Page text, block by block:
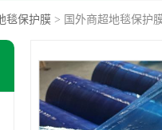
毯保护膜 > 国外商超地毯保护